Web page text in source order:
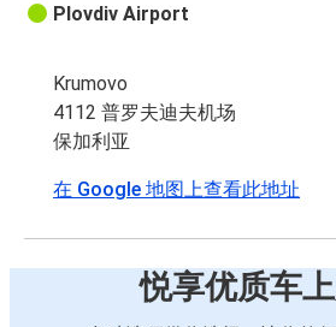
Plovdiv Airport
Krumovo
4112 普罗夫迪夫机场
保加利亚
在 Google 地图上查看此地址
悦享优质车